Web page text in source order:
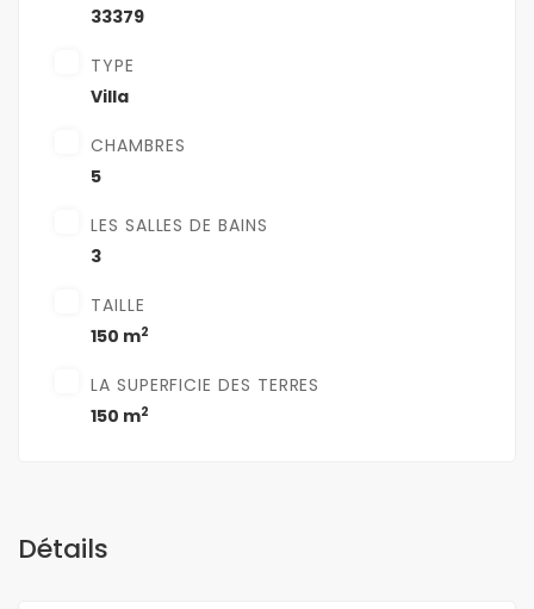
33379
TYPE
Villa
CHAMBRES
5
LES SALLES DE BAINS
3
TAILLE
150 m2
LA SUPERFICIE DES TERRES
150 m2
Détails